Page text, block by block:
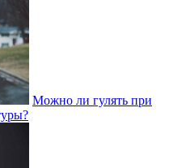
Можно ли гулять при